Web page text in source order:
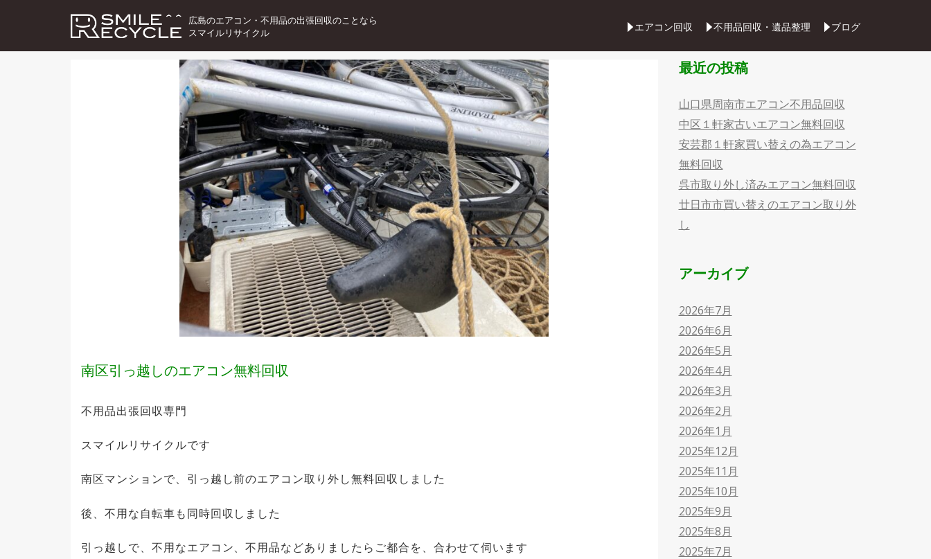
広島のエアコン・不用品の出張回収のことなら
スマイルリサイクル
エアコン回収 不用品回収・遺品整理 ブログ
南区引っ越しのエアコン無料回収
不用品出張回収専門
スマイルリサイクルです
南区マンションで、引っ越し前のエアコン取り外し無料回収しました
後、不用な自転車も同時回収しました
引っ越しで、不用なエアコン、不用品などありましたらご都合を、合わせて伺います
最近の投稿
山口県周南市エアコン不用品回収
中区１軒家古いエアコン無料回収
安芸郡１軒家買い替えの為エアコン
無料回収
呉市取り外し済みエアコン無料回収
廿日市市買い替えのエアコン取り外
し
アーカイブ
2026年7月
2026年6月
2026年5月
2026年4月
2026年3月
2026年2月
2026年1月
2025年12月
2025年11月
2025年10月
2025年9月
2025年8月
2025年7月